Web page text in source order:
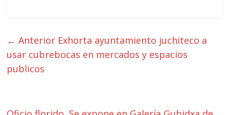
← Anterior Exhorta ayuntamiento juchiteco a
usar cubrebocas en mercados y espacios
publicos